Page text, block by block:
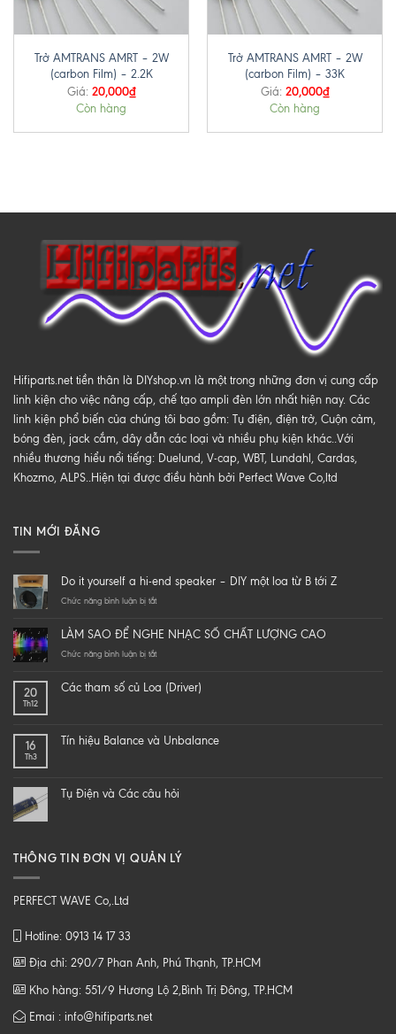
Trở AMTRANS AMRT – 2W
(carbon Film) – 2.2K
Giá: 20,000₫
Còn hàng
Trở AMTRANS AMRT – 2W
(carbon Film) – 33K
Giá: 20,000₫
Còn hàng
Hifiparts.net tiền thân là DIYshop.vn là một trong những đơn vị cung cấp
linh kiện cho việc nâng cấp, chế tạo ampli đèn lớn nhất hiện nay. Các
linh kiện phổ biến của chúng tôi bao gồm: Tụ điện, điện trở, Cuộn cảm,
bóng đèn, jack cắm, dây dẫn các loại và nhiều phụ kiện khác..Với
nhiều thương hiểu nổi tiếng: Duelund, V-cap, WBT, Lundahl, Cardas,
Khozmo, ALPS..Hiện tại được điều hành bởi Perfect Wave Co,ltd
TIN MỚI ĐĂNG
Do it yourself a hi-end speaker – DIY một loa từ B tới Z
Chức năng bình luận bị tắtở
yourself
a
speaker
loa
Z
LÀM SAO ĐỂ NGHE NHẠC SỐ CHẤT LƯỢNG CAO
Chức năng bình luận bị tắtở
ĐỂ
CHẤT
20
Th12
Các tham số củ Loa (Driver)
16
Th3
Tín hiệu Balance và Unbalance
Tụ Điện và Các câu hỏi
THÔNG TIN ĐƠN VỊ QUẢN LÝ
PERFECT WAVE Co,.Ltd
Hotline: 0913 14 17 33
Địa chỉ: 290/7 Phan Anh, Phú Thạnh, TP.HCM
Kho hàng: 551/9 Hương Lộ 2,Bình Trị Đông, TP.HCM
Emai : info@hifiparts.net